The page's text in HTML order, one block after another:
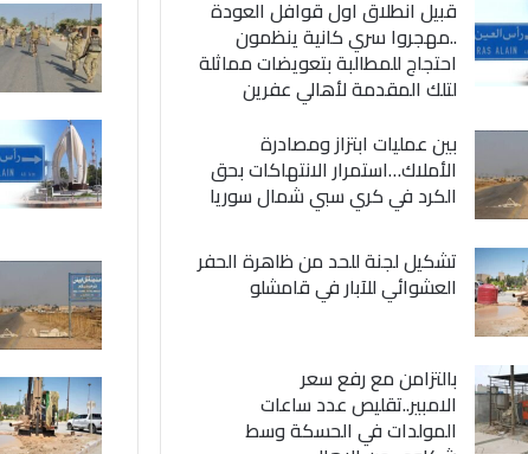
قبيل انطلاق اول قوافل العودة
..مهجروا سري كانية ينظمون
احتجاج للمطالبة بتعويضات مماثلة
لتلك المقدمة لأهالي عفرين
بين عمليات ابتزاز ومصادرة
الأملاك…استمرار الانتهاكات بحق
الكرد في كري سبي شمال سوريا
تشكيل لجنة للحد من ظاهرة الحفر
العشوائي للآبار في قامشلو
بالتزامن مع رفع سعر
الامبير..تقليص عدد ساعات
المولدات في الحسكة وسط